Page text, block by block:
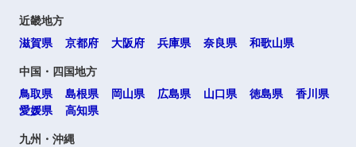
近畿地方
滋賀県
京都府 大阪府 兵庫県 奈良県 和歌山県
中国・四国地方
鳥取県
島根県 岡山県 広島県 山口県 徳島県
香川県
愛媛県
高知県
九州・沖縄